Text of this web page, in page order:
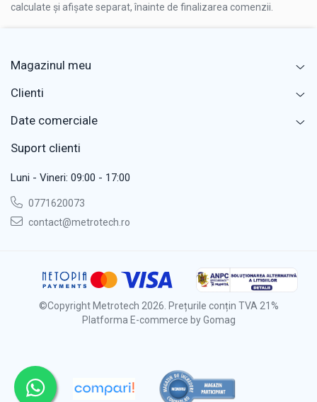
calculate și afișate separat, înainte de finalizarea comenzii.
Magazinul meu
Clienti
Date comerciale
Suport clienti
Luni - Vineri: 09:00 - 17:00
0771620073
contact@metrotech.ro
©Copyright Metrotech 2026. Prețurile conțin TVA 21%
Platforma E-commerce by Gomag